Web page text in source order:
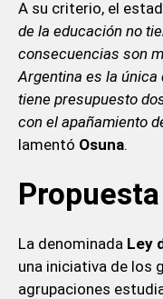
A su criterio, el
de la educación no
consecuencias son
Argentina es la única
tiene presupuesto
con el apañamiento
lamentó Osuna.
Propuesta
La denominada Ley
una iniciativa de los
agrupaciones